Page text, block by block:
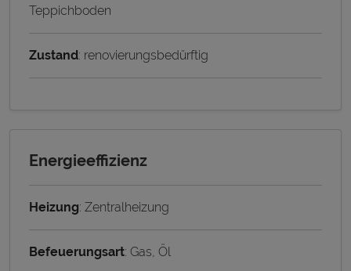
Teppichboden
Zustand: renovierungsbedürftig
Energieeffizienz
Heizung: Zentralheizung
Befeuerungsart: Gas, Öl